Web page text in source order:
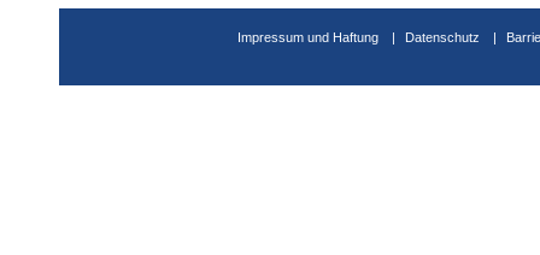
Impressum und Haftung Datenschutz